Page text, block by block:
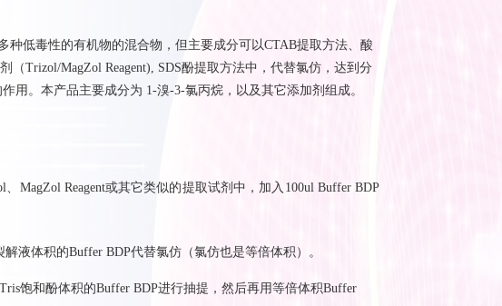
种低毒性的有机物的混合物，但主要成分可以CTAB提取方法、酸
（Trizol/MagZol Reagent), SDS酚提取方法中，代替氯仿，达到分
用。本产品主要成分为 1-溴-3-氯丙烷，以及其它添加剂组成。
、MagZol Reagent或其它类似的提取试剂中，加入100ul Buffer BDP
解液体积的Buffer BDP代替氯仿（氯仿也是等倍体积）。
饱和酚体积的Buffer BDP进行抽提，然后再用等倍体积Buffer